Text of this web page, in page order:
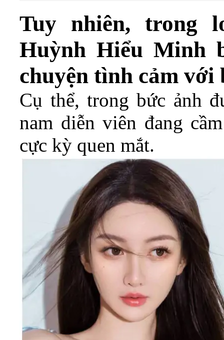
Tuy nhiên, trong
Huỳnh Hiểu Minh
chuyện tình cảm với
Cụ thể, trong bức ảnh
nam diễn viên đang
cực kỳ quen mắt.